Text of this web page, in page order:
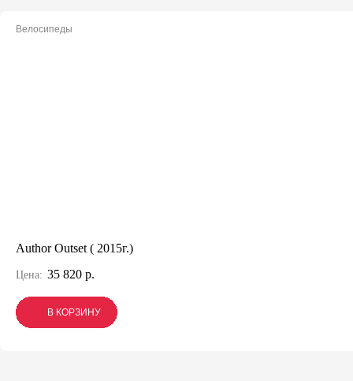
Велосипеды
Author Outset ( 2015г.)
Цена: 35 820 р.
В КОРЗИНУ
В КОРЗИНУ
В КОРЗИНУ